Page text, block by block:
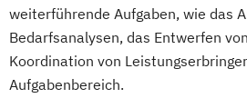
weiterführende Aufgaben, wie das
Bedarfsanalysen, das Entwerfen
Koordination von
Aufgabenbereich.